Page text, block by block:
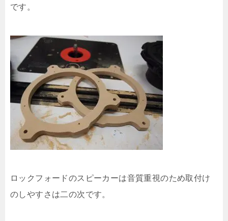
です。
ロックフォードのスピーカーは音質重視のため取付け
のしやすさは二の次です。